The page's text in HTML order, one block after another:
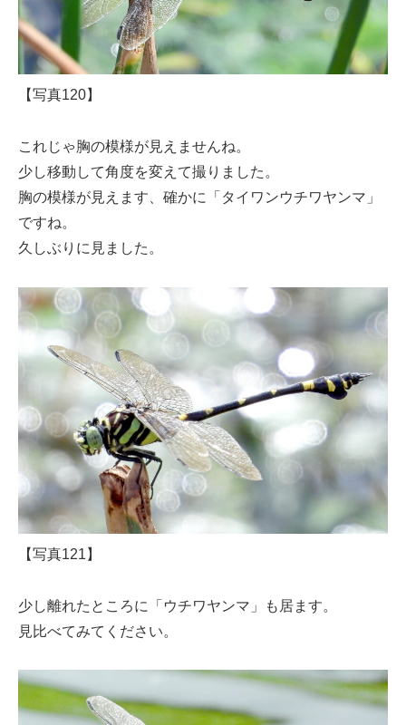
【写真120】
これじゃ胸の模様が見えませんね。
少し移動して角度を変えて撮りました。
胸の模様が見えます、確かに「タイワンウチワヤンマ」
ですね。
久しぶりに見ました。
【写真121】
少し離れたところに「ウチワヤンマ」も居ます。
見比べてみてください。